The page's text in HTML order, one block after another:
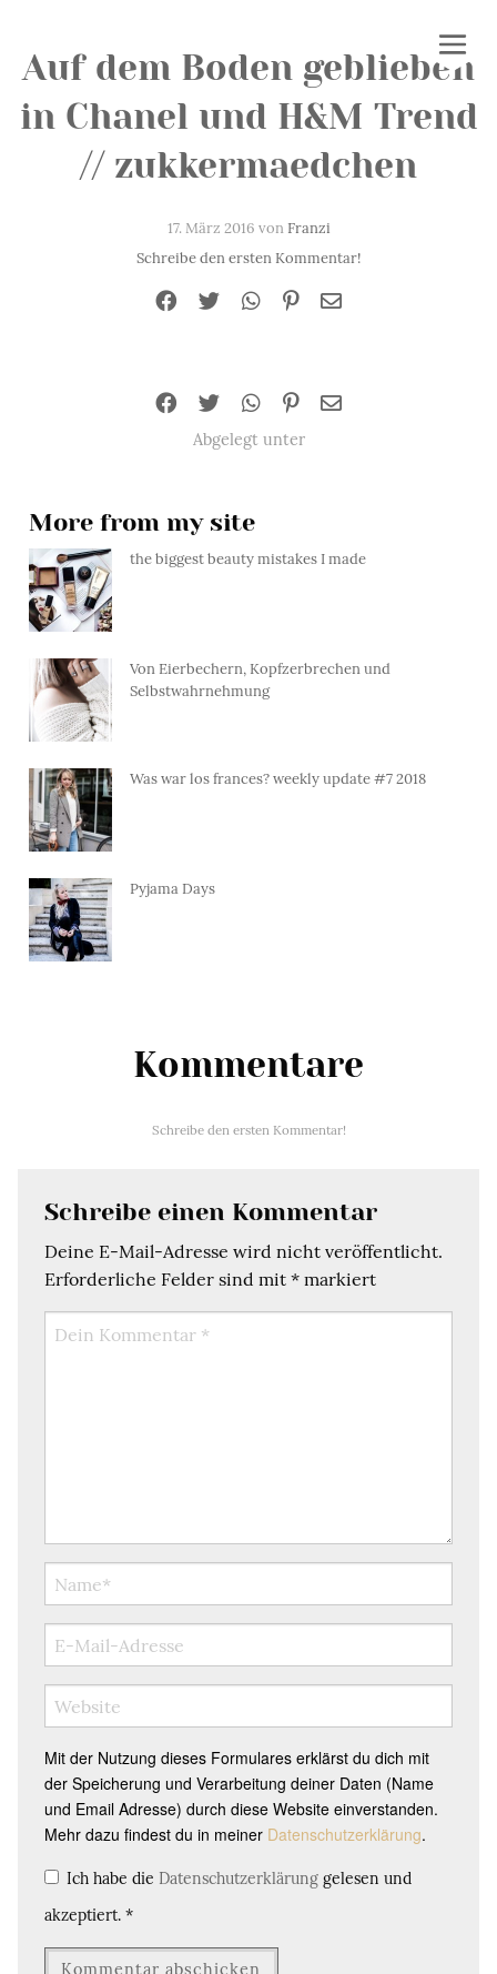
Auf dem Boden geblieben
in Chanel und H&M Trend
// zukkermaedchen
17. März 2016 vonFranzi
Schreibe den ersten Kommentar!
Abgelegt unter
More from my site
the biggest beauty mistakes I made
Von Eierbechern, Kopfzerbrechen und
Selbstwahrnehmung
Was war los frances? weekly update #7 2018
Pyjama Days
Kommentare
Schreibe den ersten Kommentar!
Schreibe einen Kommentar
Deine E-Mail-Adresse wird nicht veröffentlicht.
Erforderliche Felder sind mit * markiert
Mit der Nutzung dieses Formulares erklärst du dich mit
der Speicherung und Verarbeitung deiner Daten (Name
und Email Adresse) durch diese Website einverstanden.
Mehr dazu findest du in meiner Datenschutzerklärung.
Ich habe die Datenschutzerklärung gelesen und
akzeptiert. *